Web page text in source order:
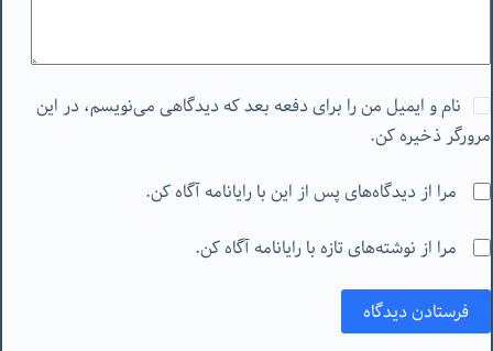
نام و ایمیل من را برای دفعه بعد که دیدگاهی می‌نویسم، در این
مرورگر ذخیره کن.
مرا از دیدگاه‌های پس از این با رایانامه آگاه کن.
مرا از نوشته‌های تازه با رایانامه آگاه کن.
فرستادن دیدگاه